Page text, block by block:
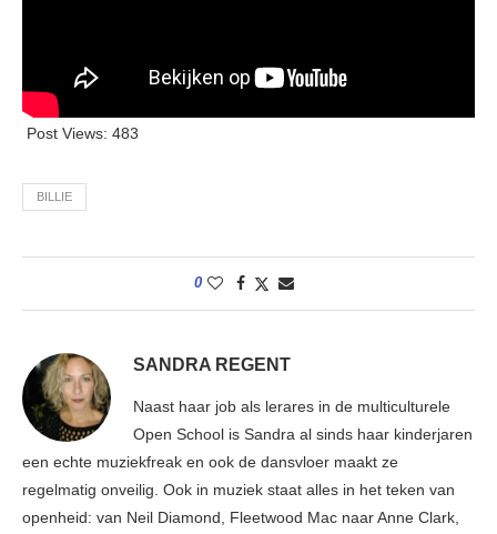
Post Views: 483
BILLIE
0
SANDRA REGENT
Naast haar job als lerares in de multiculturele
Open School is Sandra al sinds haar kinderjaren
een echte muziekfreak en ook de dansvloer maakt ze
regelmatig onveilig. Ook in muziek staat alles in het teken van
openheid: van Neil Diamond, Fleetwood Mac naar Anne Clark,